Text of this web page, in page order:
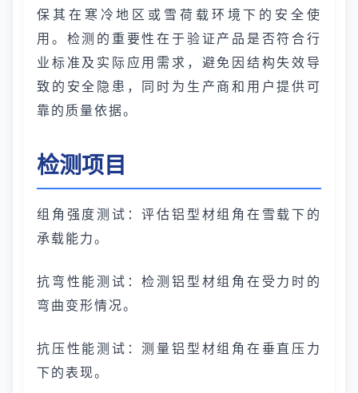
保其在寒冷地区或雪荷载环境下的安全使
用。检测的重要性在于验证产品是否符合行
业标准及实际应用需求，避免因结构失效导
致的安全隐患，同时为生产商和用户提供可
靠的质量依据。
检测项目
组角强度测试：评估铝型材组角在雪载下的
承载能力。
抗弯性能测试：检测铝型材组角在受力时的
弯曲变形情况。
抗压性能测试：测量铝型材组角在垂直压力
下的表现。